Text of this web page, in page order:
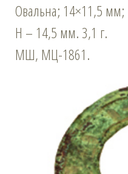
Овальна; 14×11,5 мм;
Н – 14,5 мм. 3,1 г.
МШ, МЦ-1861.